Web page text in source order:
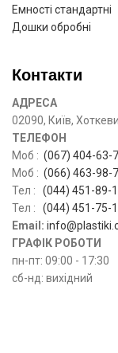
Емності стандартні
Дошки обробні
Контакти
АДРЕСА
02090, Київ,
ТЕЛЕФОН
Моб : (067) 404-63-
Моб : (066) 463-98-
Тел : (044) 451-89-
Тел :
(044) 451-75-
Email:
ГРАФІК РОБОТИ
пн-пт: 09:00 - 17:30
сб-нд: вихідний